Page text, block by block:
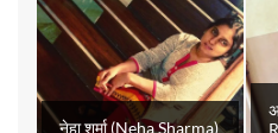
नेहा शर्मा (Neha Sharma)